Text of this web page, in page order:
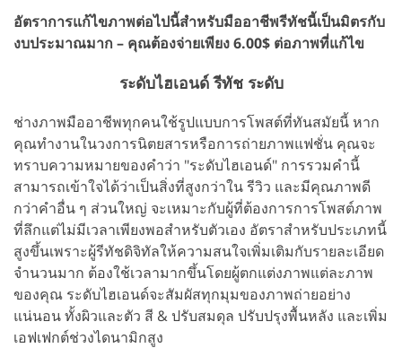
อัตราการแก้ไขภาพต่อไปนี้สำหรับมืออาชีพรีทัชนี้เป็นมิตรกับ
งบประมาณมาก – คุณต้องจ่ายเพียง 6.00$ ต่อภาพที่แก้ไข
ระดับไฮเอนด์ รีทัช ระดับ
ช่างภาพมืออาชีพทุกคนใช้รูปแบบการโพสต์ที่ทันสมัยนี้ หาก
คุณทำงานในวงการนิตยสารหรือการถ่ายภาพแฟชั่น คุณจะ
ทราบความหมายของคำว่า "ระดับไฮเอนด์" การรวมคำนี้
สามารถเข้าใจได้ว่าเป็นสิ่งที่สูงกว่าใน รีวิว และมีคุณภาพดี
กว่าคำอื่น ๆ ส่วนใหญ่ จะเหมาะกับผู้ที่ต้องการการโพสต์ภาพ
ที่ลึกแต่ไม่มีเวลาเพียงพอสำหรับตัวเอง อัตราสำหรับประเภทนี้
สูงขึ้นเพราะผู้รีทัชดิจิทัลให้ความสนใจเพิ่มเติมกับรายละเอียด
จำนวนมาก ต้องใช้เวลามากขึ้นโดยผู้ตกแต่งภาพแต่ละภาพ
ของคุณ ระดับไฮเอนด์จะสัมผัสทุกมุมของภาพถ่ายอย่าง
แน่นอน ทั้งผิวและตัว สี & ปรับสมดุล ปรับปรุงพื้นหลัง และเพิ่ม
เอฟเฟกต์ช่วงไดนามิกสูง